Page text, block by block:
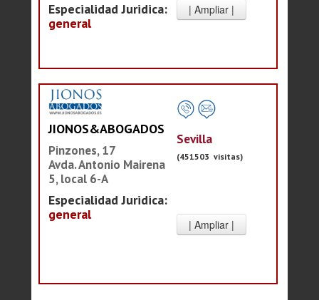
Especialidad Juridica:
general
JIONOS&ABOGADOS
Pinzones, 17
Avda. Antonio Mairena
5, local 6-A
Especialidad Juridica:
general
Sevilla
(451503 visitas)